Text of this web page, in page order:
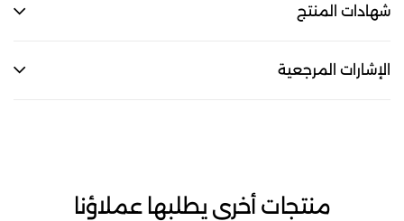
شهادات المنتج
الإشارات المرجعية
منتجات أخرى يطلبها عملاؤنا